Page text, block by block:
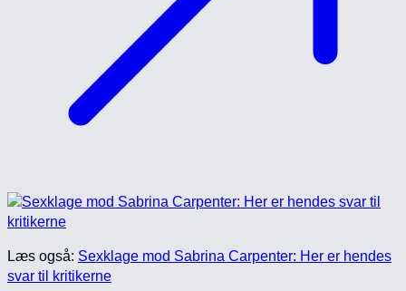
Læs også: Sexklage mod Sabrina Carpenter: Her er hendes
svar til kritikerne